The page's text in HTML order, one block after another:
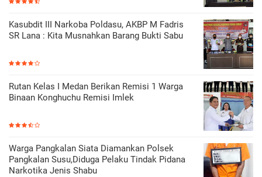
Kasubdit III Narkoba Poldasu, AKBP M Fadris
SR Lana : Kita Musnahkan Barang Bukti Sabu
Rutan Kelas I Medan Berikan Remisi 1 Warga
Binaan Konghuchu Remisi Imlek
Warga Pangkalan Siata Diamankan Polsek
Pangkalan Susu,Diduga Pelaku Tindak Pidana
Narkotika Jenis Shabu